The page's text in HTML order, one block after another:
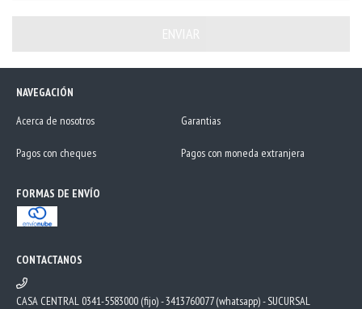
NAVEGACIÓN
Acerca de nosotros
Garantias
Pagos con cheques Pagos con moneda extranjera
FORMAS DE ENVÍO
CONTACTANOS
CASA CENTRAL 0341-5583000 (fijo) - 3413760077 (whatsapp) - SUCURSAL